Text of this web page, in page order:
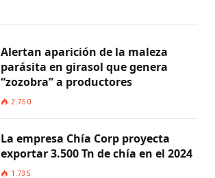
Alertan aparición de la maleza
parásita en girasol que genera
“zozobra” a productores
2.750
La empresa Chía Corp proyecta
exportar 3.500 Tn de chía en el 2024
1.735